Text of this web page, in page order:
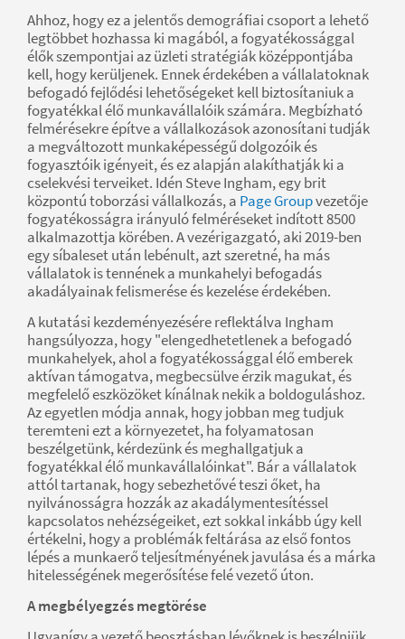
Ahhoz, hogy ez a jelentős demográfiai csoport a lehető
legtöbbet hozhassa ki magából, a fogyatékossággal
élők szempontjai az üzleti stratégiák középpontjába
kell, hogy kerüljenek. Ennek érdekében a vállalatoknak
befogadó fejlődési lehetőségeket kell biztosítaniuk a
fogyatékkal élő munkavállalóik számára. Megbízható
felmérésekre építve a vállalkozások azonosítani tudják
a megváltozott munkaképességű dolgozóik és
fogyasztóik igényeit, és ez alapján alakíthatják ki a
cselekvési terveiket. Idén Steve Ingham, egy brit
központú toborzási vállalkozás, a Page Groupvezetője
fogyatékosságra irányuló felméréseket indított 8500
alkalmazottja körében. A vezérigazgató, aki 2019-ben
egy síbaleset után lebénult, azt szeretné, ha más
vállalatok is tennének a munkahelyi befogadás
akadályainak felismerése és kezelése érdekében.
A kutatási kezdeményezésére reflektálva Ingham
hangsúlyozza, hogy "elengedhetetlenek a befogadó
munkahelyek, ahol a fogyatékossággal élő emberek
aktívan támogatva, megbecsülve érzik magukat, és
megfelelő eszközöket kínálnak nekik a boldoguláshoz.
Az egyetlen módja annak, hogy jobban meg tudjuk
teremteni ezt a környezetet, ha folyamatosan
beszélgetünk, kérdezünk és meghallgatjuk a
fogyatékkal élő munkavállalóinkat". Bár a vállalatok
attól tartanak, hogy sebezhetővé teszi őket, ha
nyilvánosságra hozzák az akadálymentesítéssel
kapcsolatos nehézségeiket, ezt sokkal inkább úgy kell
értékelni, hogy a problémák feltárása az első fontos
lépés a munkaerő teljesítményének javulása és a márka
hitelességének megerősítése felé vezető úton.
A megbélyegzés megtörése